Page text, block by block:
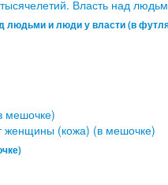
Власть над
людьми и люди у власти (в
женщины (кожа) (в мешочке)